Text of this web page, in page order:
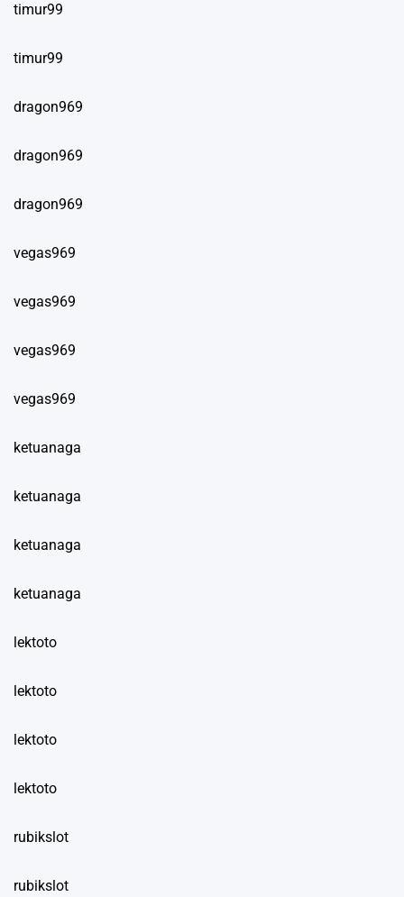
timur99
timur99
dragon969
dragon969
dragon969
vegas969
vegas969
vegas969
vegas969
ketuanaga
ketuanaga
ketuanaga
ketuanaga
lektoto
lektoto
lektoto
lektoto
rubikslot
rubikslot